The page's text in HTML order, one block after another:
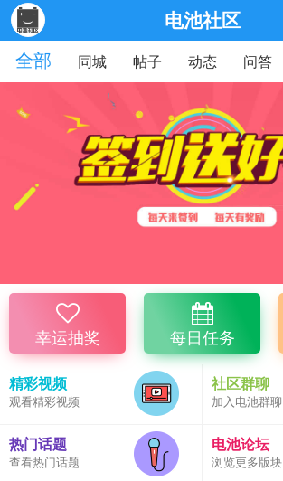
电池社区
全部
同城 帖子 动态 问答
幸运抽奖 每日任务
精彩视频
观看精彩视频
社区群聊
加入电池群聊
热门话题
查看热门话题
电池论坛
浏览更多版块